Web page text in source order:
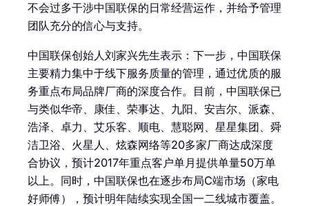
不会过多干涉中国联保的日常经营运作，并给予管理
团队充分的信心与支持。
中国联保创始人刘家兴先生表示：下一步，中国联保
主要精力集中于线下服务质量的管理，通过优质的服
务重点布局品牌厂商的深度合作。目前，中国联保已
与类似华帝、康佳、荣事达、九阳、安吉尔、派森、
浩泽、卓力、艾乐客、顺电、慧聪网、星星集团、舜
洁卫浴、火星人、炫森网络等20多家厂商达成深度
合协议，预计2017年重点客户单月提供单量50万单
以上。同时，中国联保也在逐步布局C端市场（家电
好师傅），预计明年陆续实现全国一二线城市覆盖。